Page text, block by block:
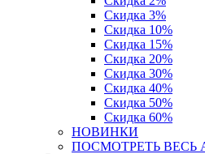
Скидка 3%
Скидка 10%
Скидка 15%
Скидка 20%
Скидка 30%
Скидка 40%
Скидка 50%
Скидка 60%
НОВИНКИ
ПОСМОТРЕТЬ ВЕСЬ